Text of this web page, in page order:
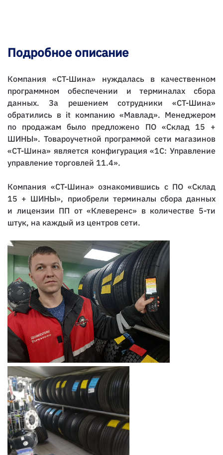
Подробное описание
Компания «СТ-Шина» нуждалась в качественном
программном обеспечении и терминалах сбора
данных. За решением сотрудники «СТ-Шина»
обратились в it компанию «Мавлад». Менеджером
по продажам было предложено ПО «Склад 15 +
ШИНЫ». Товароучетной программой сети магазинов
«СТ-Шина» является конфигурация «1С: Управление
управление торговлей 11.4».
Компания «СТ-Шина» ознакомившись с ПО «Склад
15 + ШИНЫ», приобрели терминалы сбора данных
и лицензии ПП от «Клеверенс» в количестве 5-ти
штук, на каждый из центров сети.